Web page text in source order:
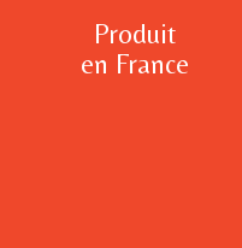
Produit
en France